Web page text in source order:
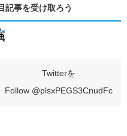
記事を受け取ろう
Follow @plsxPEGS3CnudFc